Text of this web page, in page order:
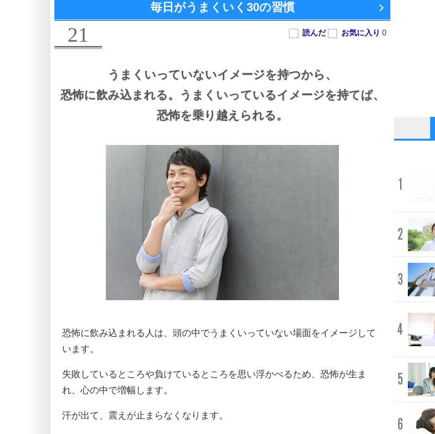
毎日がうまくいく 30の習慣
21
うまくいっていないイメージを持つから、
恐怖に飲み込まれる。
うまくいっているイメージを持てば、
恐怖を乗り越えられる。
恐怖に飲み込まれる人は、頭の中でうまくいっていない場面をイメージして
います。
失敗しているところや負けているところを思い浮かべるため、恐怖が生ま
れ、心の中で増幅します。
汗が出て、震えが止まらなくなります。
1
2
3
4
5
6